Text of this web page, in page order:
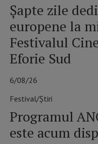
Șapte zile
europene la
Festivalul
Eforie Sud
6/08/26
Festival/Știri
Programul
este acum